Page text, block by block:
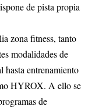
de pista propia
zona fitness, tanto
modalidades de
hasta entrenamiento
HYROX. A ello se
de